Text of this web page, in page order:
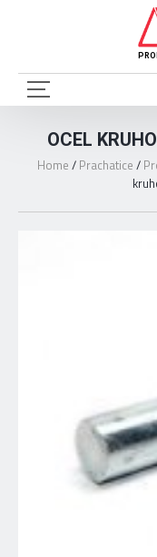
OCEL
Home / Prachatice /